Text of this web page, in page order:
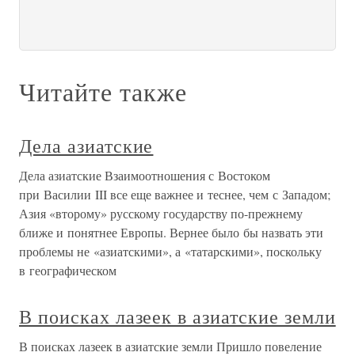
Читайте также
Дела азиатские
Дела азиатские Взаимоотношения с Востоком
при Василии III все еще важнее и теснее, чем с Западом;
Азия «второму» русскому государству по-прежнему
ближе и понятнее Европы. Вернее было бы назвать эти
проблемы не «азиатскими», а «татарскими», поскольку
в географическом
В поисках лазеек в азиатские земли
В поисках лазеек в азиатские земли Пришло повеление